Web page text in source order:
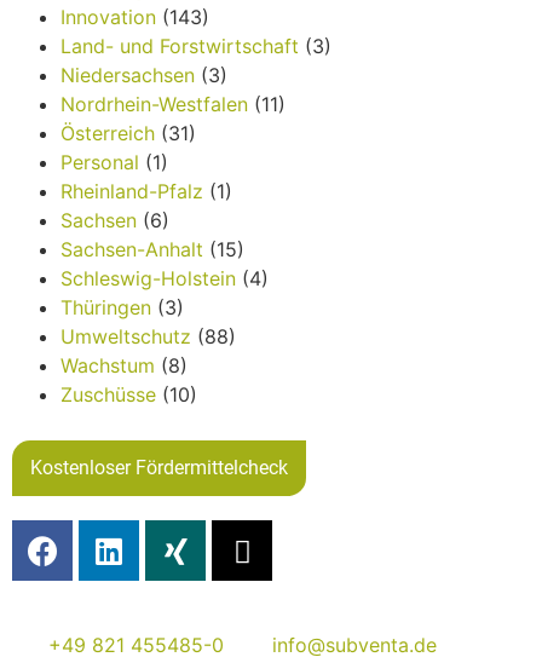
Innovation (143)
Land- und Forstwirtschaft (3)
Niedersachsen (3)
Nordrhein-Westfalen (11)
Österreich (31)
Personal (1)
Rheinland-Pfalz (1)
Sachsen (6)
Sachsen-Anhalt (15)
Schleswig-Holstein (4)
Thüringen (3)
Umweltschutz (88)
Wachstum (8)
Zuschüsse (10)
Kostenloser Fördermittelcheck
+49 821 455485-0 info@subventa.de